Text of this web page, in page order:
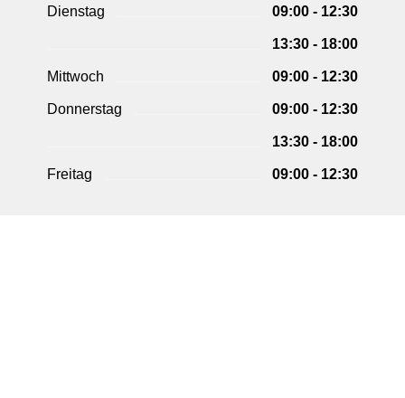
Dienstag 09:00 - 12:30
13:30 - 18:00
Mittwoch 09:00 - 12:30
Donnerstag 09:00 - 12:30
13:30 - 18:00
Freitag 09:00 - 12:30